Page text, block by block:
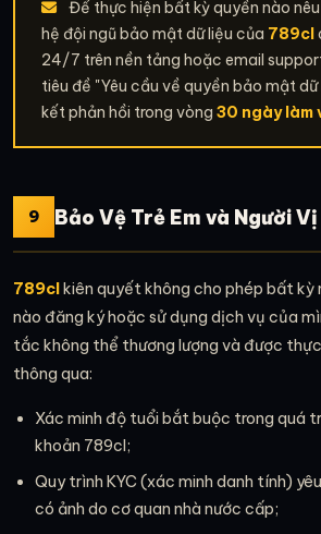
Để thực hiện bất kỳ quyền nào nêu
hệ đội ngũ bảo mật dữ liệu của 789cl
24/7 trên nền tảng hoặc email
tiêu đề "Yêu cầu về quyền bảo mật
kết phản hồi trong vòng 30 ngày làm
9 Bảo Vệ Trẻ Em và Người
789clkiên quyết không cho phép bất kỳ
nào đăng ký hoặc sử dụng dịch vụ của
tắc không thể thương lượng và được
thông qua:
Xác minh độ tuổi bắt buộc trong quá
khoản 789cl;
Quy trình KYC (xác minh danh tính)
có ảnh do cơ quan nhà nước cấp;